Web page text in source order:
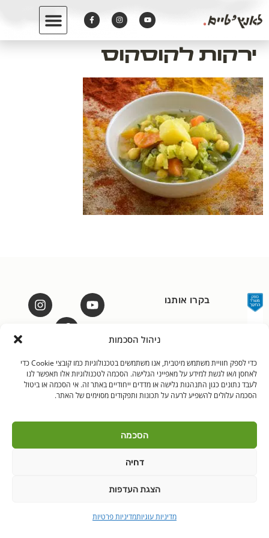
ניהול הסכמות
כדי לספק חוויית משתמש מיטבית, אנו משתמשים בטכנולוגיות כמו קובצי Cookie כדי
לאחסן ו/או לגשת למידע על מאפייני הגלישה. הסכמה לטכנולוגיות אלו תאפשר לנו
לעבד נתונים כגון התנהגות גלישה או מדדים ייחודיים באתר זה. אי הסכמה או ביטול
הסכמה עלולים להשפיע לרעה על תכונות ותפקודים מסוימים של האתר.
הסכמה
דחיה
הצגת העדפות
מדיניות עוגיותמדיניות פרטיות
ירקות לקוסקוס
בקרו אותנו
לאנץ' טיים – ארוחות צהריים לילדים | היובלים 11 הוד"ש
© כל הזכויות שמורות לאנץ'
טיים 2021
PushUp | Digital
Marketing